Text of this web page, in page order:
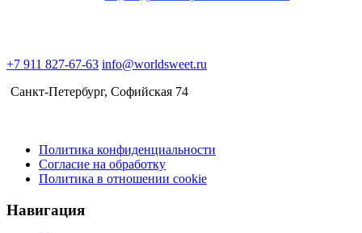
+7 911 827-67-63 info@worldsweet.ru
Санкт-Петербург​, Софийская 74
Политика конфиденциальности
Согласие на обработку
Политика в отношении cookie
Навигация